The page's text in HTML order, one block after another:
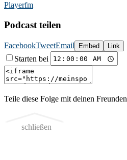
Playerfm
Podcast teilen
FacebookTweetEmail Embed Link
Starten bei
Teile diese Folge mit deinen Freunden
schließen